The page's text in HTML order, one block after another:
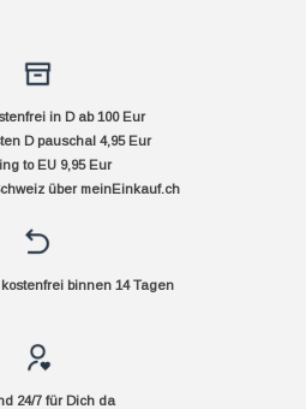
in D ab 100 Eur
D pauschal 4,95 Eur
to EU 9,95 Eur
über meinEinkauf.ch
binnen 14 Tagen
24/7 für Dich da